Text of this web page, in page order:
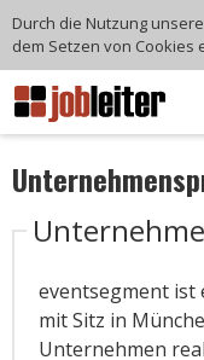
eventsegment
mit Sitz in
Unternehmen
Durch die Nutzung
dem Setzen von Cookies